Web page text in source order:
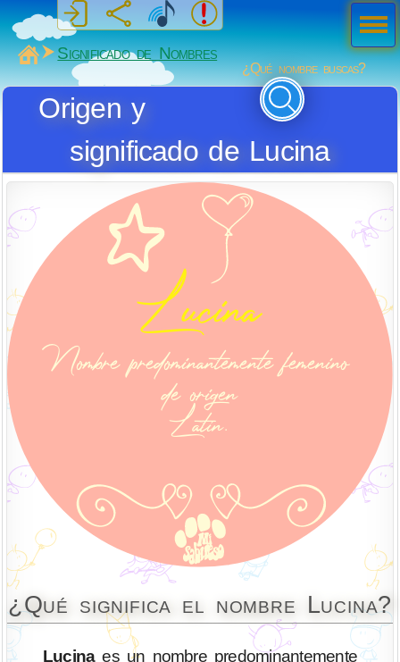
MiSabueso
Significado de Nombres
¿Qué nombre buscas?
Origen y
significado de Lucina
¿Qué significa el nombre Lucina?
Lucinaes un nombre predominantemente
Men
ú